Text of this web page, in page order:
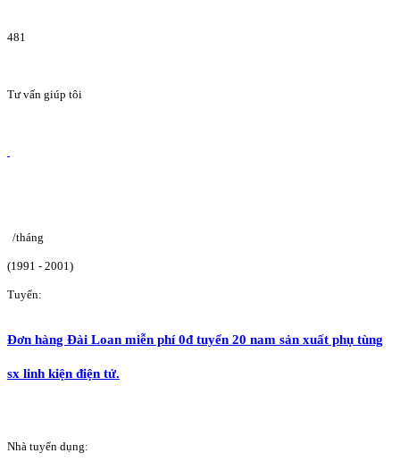
481
Tư vấn giúp tôi
/tháng
(1991 - 2001)
Tuyển:
Đơn hàng Đài Loan miễn phí 0đ tuyển 20 nam sản xuất phụ tùng
sx linh kiện điện tử.
Nhà tuyển dụng: